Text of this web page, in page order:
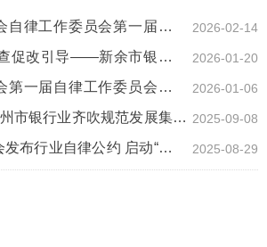
自律工作委员会第一届第一
开
2026-02-14
促改引导——新余市银行业
内卷”自律公约落实情况督查
2026-01-20
第一届自律工作委员会第一
2026-01-06
市银行业齐吹规范发展集结 2025-09-08
布行业自律公约 启动“反不
2025-08-29